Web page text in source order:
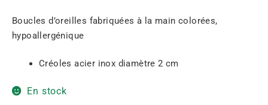
Boucles d’oreilles fabriquées à la main colorées,
hypoallergénique
Créoles acier inox diamètre 2 cm
En stock